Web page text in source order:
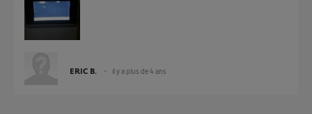
ERIC B. il y a plus de 4 ans